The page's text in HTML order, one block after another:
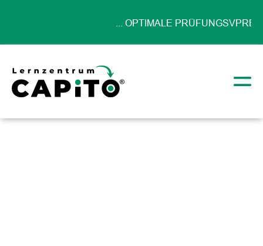
... OPTIMALE
Startseite 2-3er-Gruppe